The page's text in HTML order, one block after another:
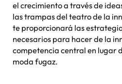
el crecimiento a través de
las trampas del teatro de la
te proporcionará las
necesarios para hacer de la
competencia central en lugar
moda fugaz.